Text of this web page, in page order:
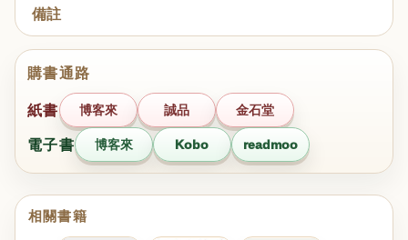
備註
購書通路
紙書 博客來 誠品 金石堂
電子書 博客來 Kobo readmoo
相關書籍